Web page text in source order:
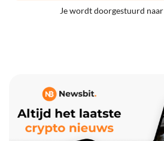
Je wordt doorgestuurd naar